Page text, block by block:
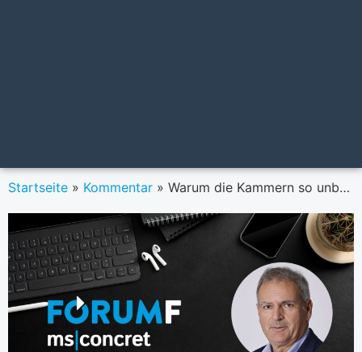
Startseite » Kommentar » Warum die Kammern so unbeliebt sind